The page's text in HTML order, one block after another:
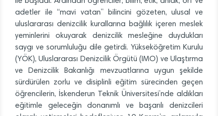
adetler ile “mavi vatan” bilincini gözeten, ulusal ve
uluslararası denizcilik kurallarına bağlılık içeren meslek
yeminlerini okuyarak denizcilik mesleğine duydukları
saygı ve sorumluluğu dile getirdi. Yükseköğretim Kurulu
(YÖK), Uluslararası Denizcilik Örgütü (IMO) ve Ulaştırma
ve Denizcilik Bakanlığı mevzuatlarına uygun şekilde
sürdürülen zorlu ve disiplinli eğitim sürecinden geçen
öğrencilerin, İskenderun Teknik Üniversitesi’nde aldıkları
eğitimle geleceğin donanımlı ve başarılı denizcileri